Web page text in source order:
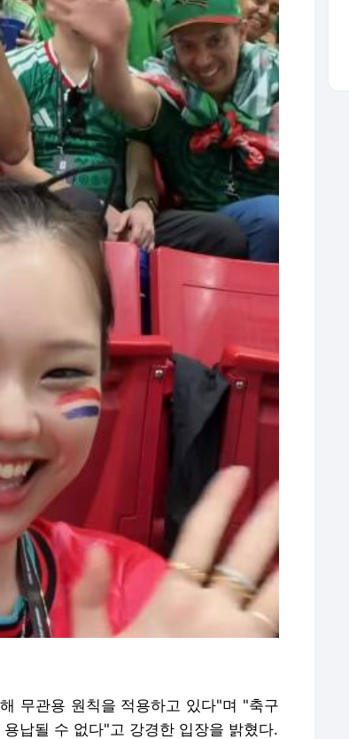
무관용 원칙을 적용하고 있다"며 "축구
납될 수 없다"고 강경한 입장을 밝혔다.